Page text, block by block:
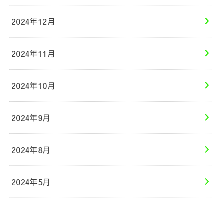
2024年12月
2024年11月
2024年10月
2024年9月
2024年8月
2024年5月